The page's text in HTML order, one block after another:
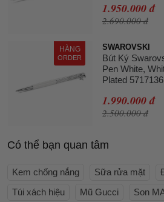
1.950.000 đ
2.690.000 đ
HÀNG
ORDER
SWAROVSKI
Bút Ký
Pen White,
Plated
1.990.000 đ
2.500.000 đ
Có thể bạn quan tâm
Kem chống nắng Sữa rửa mặt
Túi xách hiệu
Mũ Gucci Son